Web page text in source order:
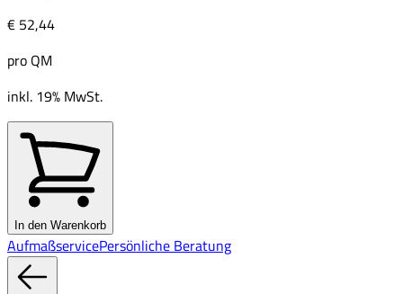
€ 52,44
pro QM
inkl. 19% MwSt.
In den Warenkorb
AufmaßservicePersönliche Beratung